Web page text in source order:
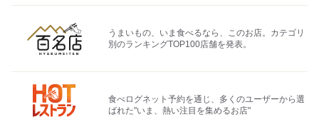
うまいもの、いま食べるなら、このお店。カテゴリ
別のランキングTOP100店舗を発表。
食べログネット予約を通じ、多くのユーザーから選
ばれた"いま、熱い注目を集めるお店"